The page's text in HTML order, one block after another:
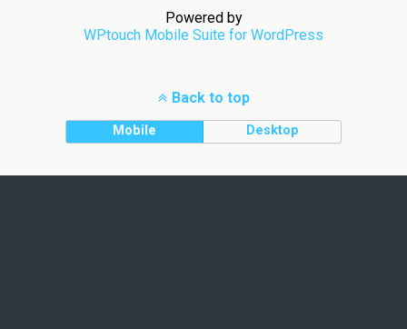
Powered by
WPtouch Mobile Suite for WordPress
Back to top
Mobile Desktop